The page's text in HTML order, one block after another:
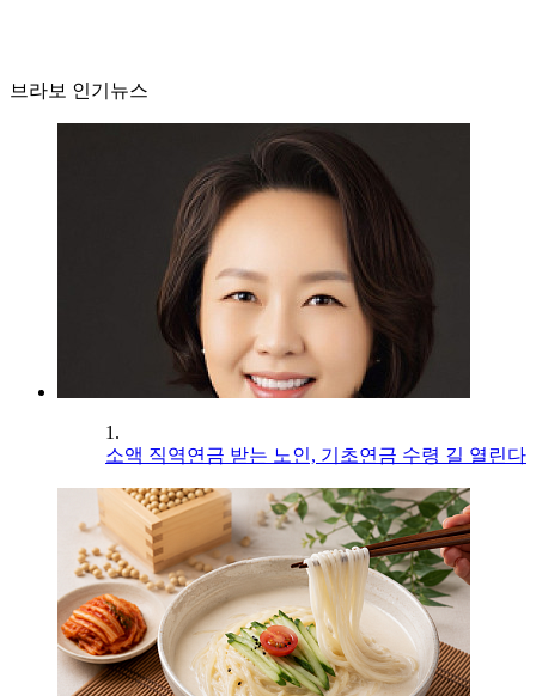
브라보 인기뉴스
1.
소액 직역연금 받는 노인, 기초연금 수령 길 열린다